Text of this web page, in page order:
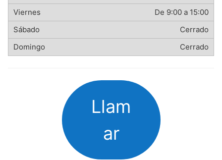
De 9:00 a 15:00
Cerrado
Cerrado
Llam
ar